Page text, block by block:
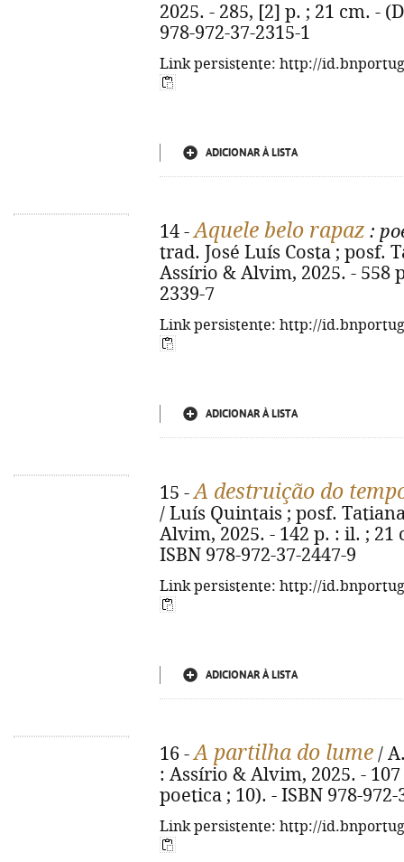
2025. - 285, [2] p. ; 21 cm. -
978-972-37-2315-1
Link persistente: http://
ADICIONAR À LISTA
14 -Aquele belo rapaz :
trad. José Luís Costa ; posf.
Assírio & Alvim, 2025. - 558
2339-7
Link persistente: http://
ADICIONAR À LISTA
15 -A destruição do
/ Luís Quintais ; posf.
Alvim, 2025. - 142 p. : il. ;
ISBN 978-972-37-2447-9
Link persistente: http://
ADICIONAR À LISTA
16 -A partilha do lume /
: Assírio & Alvim, 2025. -
poetica ; 10). - ISBN 978-972-
Link persistente: http://